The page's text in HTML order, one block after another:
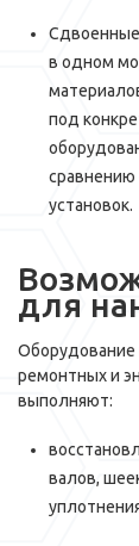
в одном
под
сравнению
установок.
для
Оборудование
ремонтных и
выполняют:
валов,